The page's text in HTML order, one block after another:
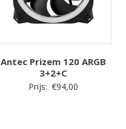
Antec Prizem 120 ARGB
3+2+C
Prijs: €94,00